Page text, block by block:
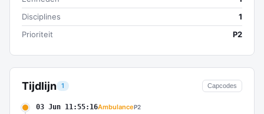
Tijdlijn 1 Capcodes
03 Jun 11:55:16AmbulanceP2
Disciplines
1
Prioriteit
P2